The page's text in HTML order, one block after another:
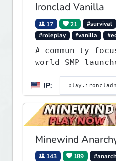
Ironclad Vanilla
17 21 #survival
#roleplay
#vanilla
A community
world SMP
Large
functioning
no spawned in
IP:
Minewind
143 189